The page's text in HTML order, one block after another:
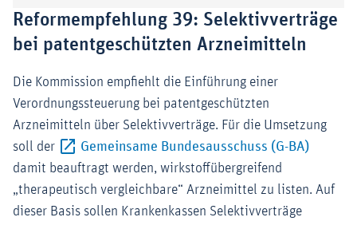
Reformempfehlung 39: Selektivverträge
bei patentgeschützten Arzneimitteln
Die Kommission empfiehlt die Einführung einer
Verordnungssteuerung bei patentgeschützten
Arzneimitteln über Selektivverträge. Für die Umsetzung
soll der
Gemeinsame Bundesausschuss (G-BA)
damit beauftragt werden, wirkstoffübergreifend
„therapeutisch vergleichbare“ Arzneimittel zu listen. Auf
dieser Basis sollen Krankenkassen Selektivverträge